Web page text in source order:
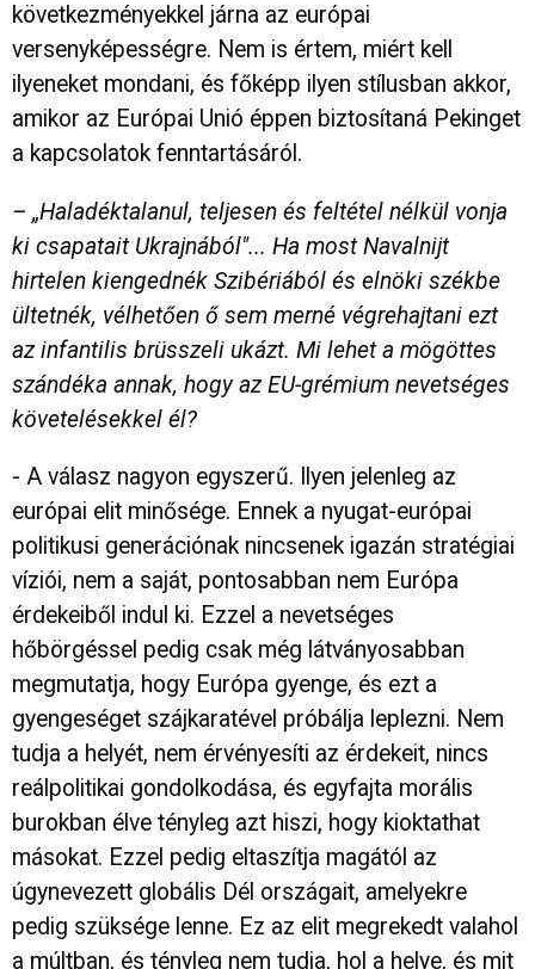
következményekkel járna az európai
versenyképességre. Nem is értem, miért kell
ilyeneket mondani, és főképp ilyen stílusban akkor,
amikor az Európai Unió éppen biztosítaná Pekinget
a kapcsolatok fenntartásáról.
– „Haladéktalanul, teljesen és feltétel nélkül vonja
ki csapatait Ukrajnából"... Ha most Navalnijt
hirtelen kiengednék Szibériából és elnöki székbe
ültetnék, vélhetően ő sem merné végrehajtani ezt
az infantilis brüsszeli ukázt. Mi lehet a mögöttes
szándéka annak, hogy az EU-grémium nevetséges
követelésekkel él?
- A válasz nagyon egyszerű. Ilyen jelenleg az
európai elit minősége. Ennek a nyugat-európai
politikusi generációnak nincsenek igazán stratégiai
víziói, nem a saját, pontosabban nem Európa
érdekeiből indul ki. Ezzel a nevetséges
hőbörgéssel pedig csak még látványosabban
megmutatja, hogy Európa gyenge, és ezt a
gyengeséget szájkaratével próbálja leplezni. Nem
tudja a helyét, nem érvényesíti az érdekeit, nincs
reálpolitikai gondolkodása, és egyfajta morális
burokban élve tényleg azt hiszi, hogy kioktathat
másokat. Ezzel pedig eltaszítja magától az
úgynevezett globális Dél országait, amelyekre
pedig szüksége lenne. Ez az elit megrekedt valahol
a múltban, és tényleg nem tudja, hol a helye, és mit